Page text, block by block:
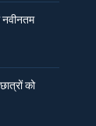
नवीनतम
को